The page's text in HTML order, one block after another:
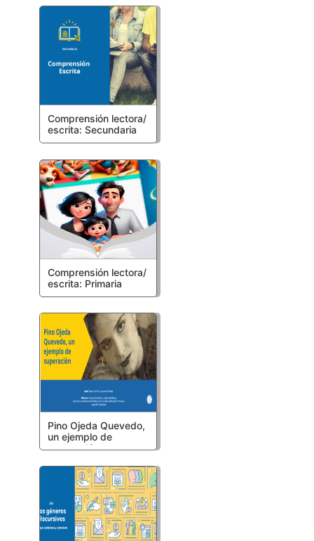
Comprensión lectora/
escrita: Secundaria
Comprensión lectora/
escrita: Primaria
Pino Ojeda Quevedo,
un ejemplo de
superación